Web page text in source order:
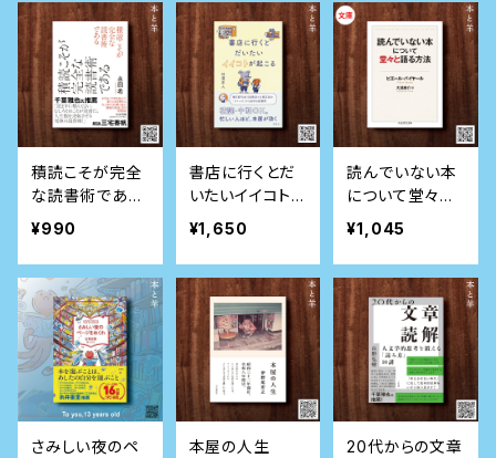
すすめ
積読こそが完全
な読書術である
(ちくま文庫)
¥990
書店に行くとだ
いたいイイコト
が起こる
¥1,650
読んでいない本
について堂々と
語る方法
¥1,045
さみしい夜のペ
本屋の人生
20代からの文章